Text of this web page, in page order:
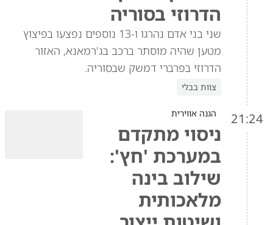
הדרוזי בסוריה
שני בני אדם נהרגו ו-13 נוספים נפצעו בפיצוץ
מטען שהיה מוסתר ברכב בג'רמאנא, האזור
הדרוזי בפרברי דמשק שבסוריה.
צוות בבלי
21:24 הגנה אווירית
ניסוי מתקדם
במערכת 'חץ':
שילוב בינה
מלאכותית